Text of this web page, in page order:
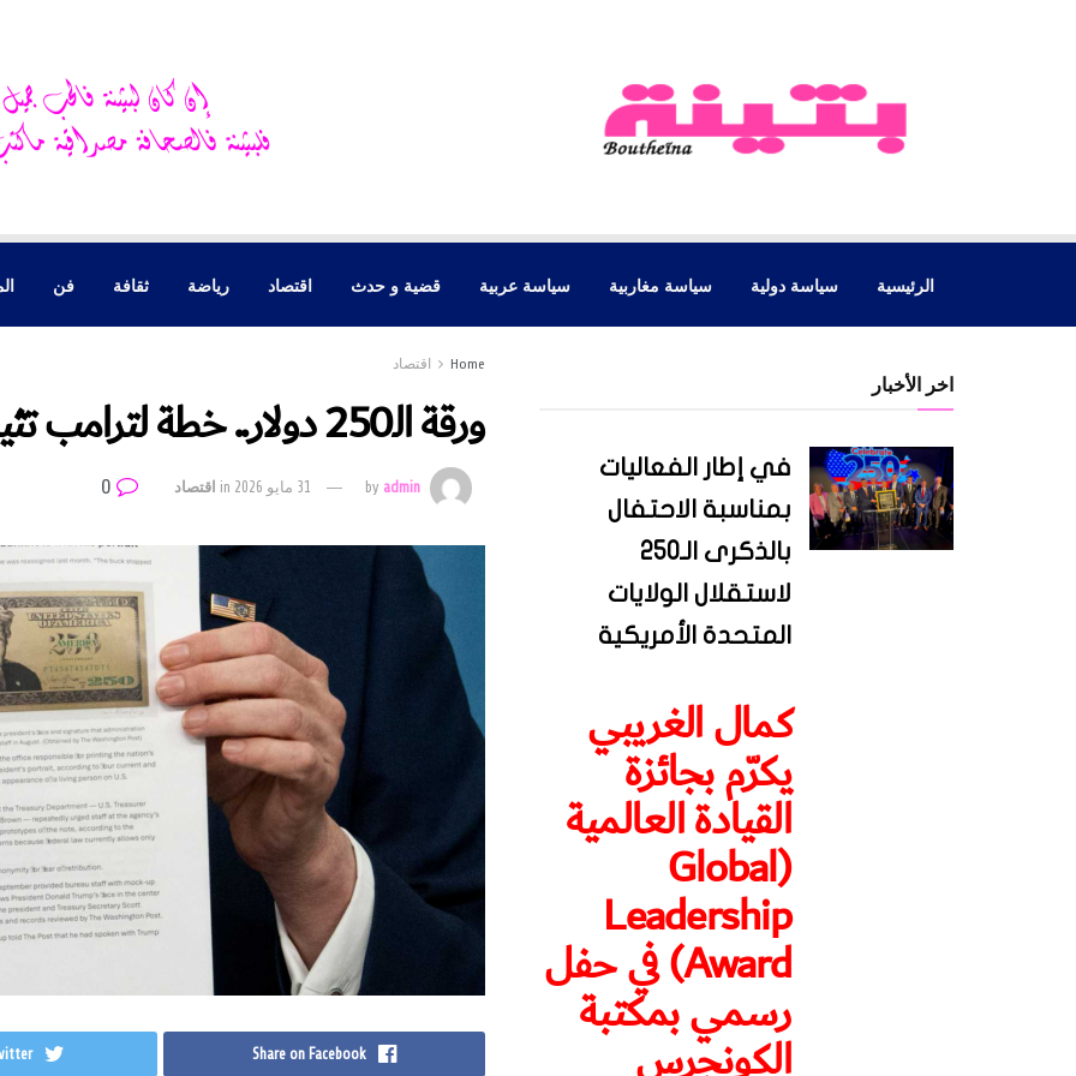
الرئيسية سياسة دولية سياسة مغاربية سياسة عربية قضية و حدث اقتصاد رياضة ثقافة فن
Home اقتصاد
ورقة الـ250 دولار.. خطة لترامب تثير الجدل في أميركا
byadmin 31 مايو 2026 inاقتصاد
Share on Facebook
اخر الأخبار
في إطار الفعاليات
بمناسبة الاحتفال
بالذكرى الـ250
لاستقلال الولايات
المتحدة الأمريكية
كمال الغريبي
يكرّم بجائزة
القيادة العالمية
(Global
Leadership
Award) في حفل
رسمي بمكتبة
الكونجرس